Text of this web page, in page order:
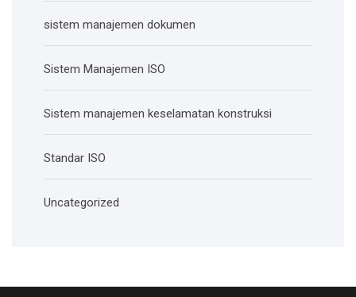
sistem manajemen dokumen
Sistem Manajemen ISO
Sistem manajemen keselamatan konstruksi
Standar ISO
Uncategorized